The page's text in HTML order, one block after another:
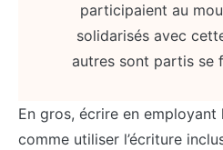
participaient au
solidarisés avec
autres sont partis se
En gros, écrire en employant
comme utiliser l’écriture